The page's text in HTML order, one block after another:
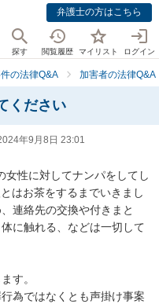
弁護士の方はこちら
探す 閲覧履歴 マイリスト ログイン
の法律Q&A 加害者の法律Q&A
ください
年9月8日 23:01
性に対してナンパをしてし
はお茶をするまでいきまし
連絡先の交換や付きまと
に触れる、などは一切して
す。
為ではなくとも声掛け事案